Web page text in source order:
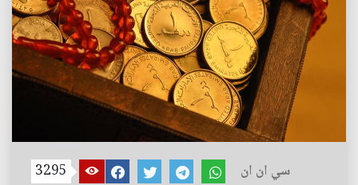
سي ان ان 3295